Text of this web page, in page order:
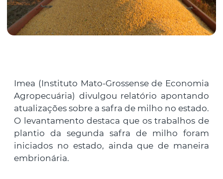
Imea (Instituto Mato-Grossense de Economia
Agropecuária) divulgou relatório apontando
atualizações sobre a safra de milho no estado.
O levantamento destaca que os trabalhos de
plantio da segunda safra de milho foram
iniciados no estado, ainda que de maneira
embrionária.